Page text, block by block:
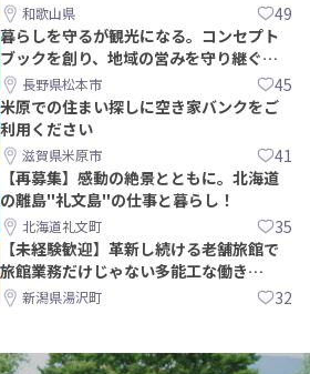
和歌山県 49
暮らしを守るが観光になる。コンセプト
ブックを創り、地域の営みを守り継ぐ仲
間を集めませんか？
長野県松本市 45
米原での住まい探しに空き家バンクをご
利用ください
滋賀県米原市 41
【再募集】感動の絶景とともに。北海道
の離島"礼文島"の仕事と暮らし！
北海道礼文町 35
【未経験歓迎】革新し続ける老舗旅館で
旅館業務だけじゃない多能工な働き
方。 株式会社いせん
新潟県湯沢町 32